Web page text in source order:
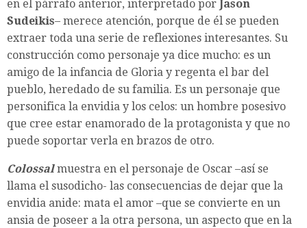
en el párrafo anterior, interpretado por Jason
Sudeikis– merece atención, porque de él se pueden
extraer toda una serie de reflexiones interesantes. Su
construcción como personaje ya dice mucho: es un
amigo de la infancia de Gloria y regenta el bar del
pueblo, heredado de su familia. Es un personaje que
personifica la envidia y los celos: un hombre posesivo
que cree estar enamorado de la protagonista y que no
puede soportar verla en brazos de otro.
Colossalmuestra en el personaje de Oscar –así se
llama el susodicho- las consecuencias de dejar que la
envidia anide: mata el amor –que se convierte en un
ansia de poseer a la otra persona, un aspecto que en la